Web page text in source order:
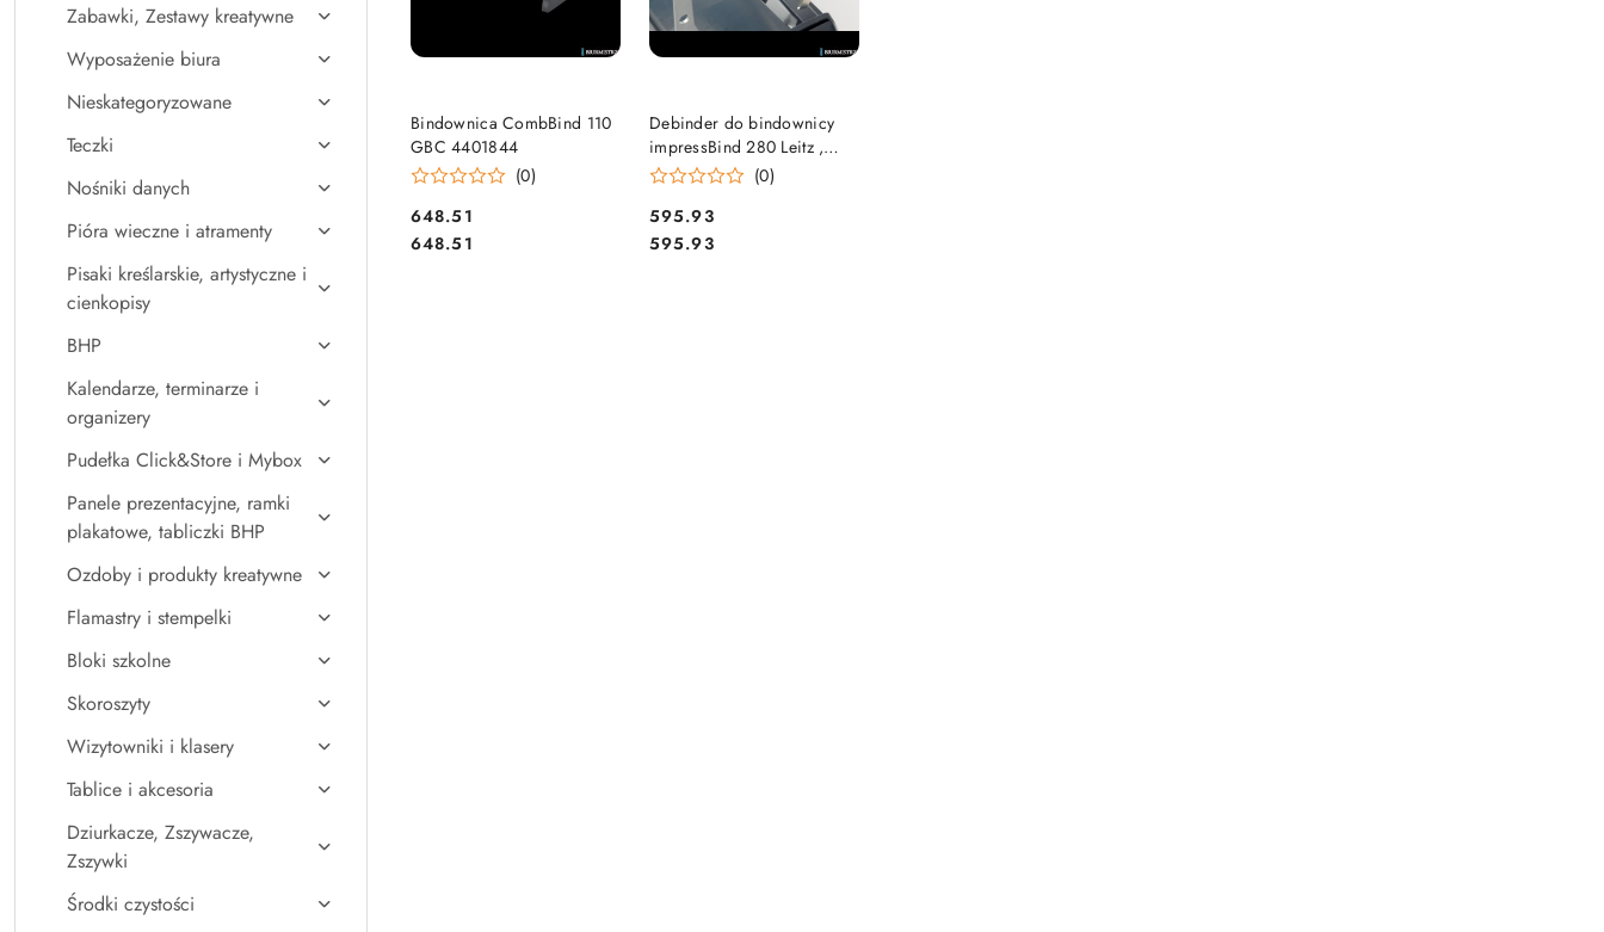
Zabawki, Zestawy kreatywne
Wyposażenie biura
Nieskategoryzowane
Teczki
Nośniki danych
Pióra wieczne i atramenty
Pisaki kreślarskie, artystyczne i
cienkopisy
BHP
Kalendarze, terminarze i
organizery
Pudełka Click&Store i Mybox
Panele prezentacyjne, ramki
plakatowe, tabliczki BHP
Ozdoby i produkty kreatywne
Flamastry i stempelki
Bloki szkolne
Skoroszyty
Wizytowniki i klasery
Tablice i akcesoria
Dziurkacze, Zszywacze,
Zszywki
Środki czystości
Bindownica CombBind 110
GBC 4401844
(0)
Cena:
648.51
Cena:
648.51
DO KOSZYKA
Debinder do bindownicy
impressBind 280 Leitz ,
73890000
(0)
Cena:
595.93
Cena:
595.93
DO KOSZYKA